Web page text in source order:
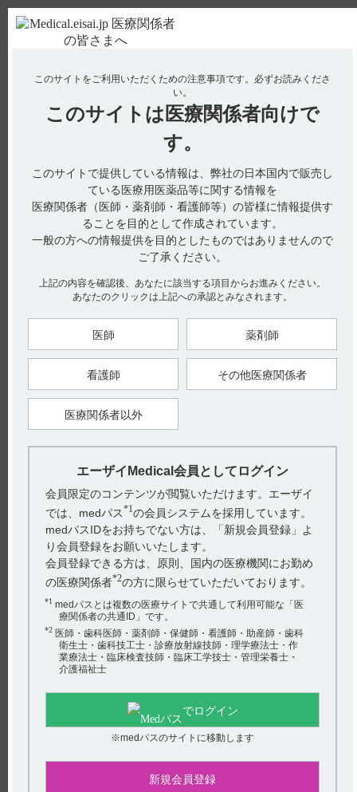
使用期限検索 Drug Information
No : 14821
【フィコンパ錠・細粒】 ＜単剤療法＞2mgや6mg
での有効性・安全性を検討していますか？
【フィコンパ錠・細粒】
＜単剤療法＞2mgや6mgでの有効性・安全性を検討しています
単剤療法の用法及び用量は、部分発作を有する未治療のてんか
ん患者を対象とした臨床第III相試験（342試験）の成績を踏ま
342試験は、4mg、8mgの有効性・安全性を評価することを目的
にした試験のため、2mg、6mgでの有効性・安全性は検討して
【関連情報】
総合製品情報概要には、342試験の投与方法に関して以下の記
載があります。
・目的（引用3、4）
部分発作を有する未治療のてんかん患者に対するペランパネル
4mg～8mg の単剤治療の有効性及び安全性を検討する。
・投与方法
観察期、治療期（漸増期、治療維持期）及び継続投与期及びフ
ォローアップ期から構成された。
評価項目
有効性評価項目
●主要評価項目
4mg治療維持期26週間における部分発作に対する完全発作消失
（seizure free）割合
●副次評価項目（主なもの）
・4又は8mg治療維持期26週間における部分発作に対する完全
発作消失（seizure free）割合
・治療維持期開始から初回の発作発現までの期間
・治療維持期開始から治験中止までの期間
●探索的評価項目（主なもの）
治療維持期26週間における部分発作に対する発作型別の完全発
作消失（seizure free）割合（サブグループ解析）
●その他の評価項目（主なもの）
・治療維持期26週間における部分発作に対するベースライン発
（サブグループ解析）
＊事前規定した解析計画には含まれていないが、審査過程にお
いて照会事項に対する回答として提出し、評価された項目であ
・治療維持期26週間における部分発作に対する年齢別の完全発
安全性評価項目
有害事象、臨床検査（血液生化学検査、血液学的検査、尿検
査）、バイタルサイン、体重、12 誘導心電図及び身体所見
このサイトをご利用いただくための注意事項です。 必ずお読みくださ
い。
このサイトは 医療関係者向けで
す。
このサイトで提供している情報は、弊社の日本国内で販売し
ている医療用医薬品等に関する情報を
医療関係者（医師・薬剤師・看護師等）の皆様に情報提供す
ることを目的として作成されています。
一般の方への情報提供を目的としたものではありませんので
ご了承ください。
上記の内容を確認後、あなたに該当する項目からお進みください。
あなたのクリックは上記への承認とみなされます。
医師 薬剤師
看護師 その他医療関係者
医療関係者以外
エーザイMedical会員としてログイン
会員限定のコンテンツが閲覧いただけます。エーザイ
では、medパス*1の会員システムを採用しています。
medパスIDをお持ちでない方は、「新規会員登録」よ
り会員登録をお願いいたします。
会員登録できる方は、原則、国内の医療機関にお勤め
の医療関係者*2の方に限らせていただいております。
*1 medパスとは複数の医療サイトで共通して利用可能な「医
療関係者の共通ID」です。
*2 医師・歯科医師・薬剤師・保健師・看護師・助産師・歯科
衛生士・歯科技工士・診療放射線技師・理学療法士・作
業療法士・臨床検査技師・臨床工学技士・管理栄養士・
介護福祉士
でログイン
※medパスのサイトに移動します
新規会員登録